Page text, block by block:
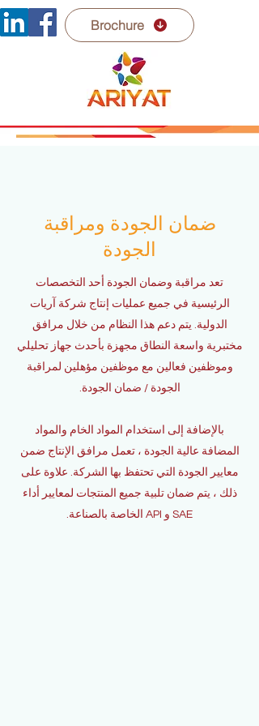
Brochure
ضمان الجودة ومراقبة
الجودة
تعد مراقبة وضمان الجودة أحد التخصصات
الرئيسية في جميع عمليات إنتاج شركة آريات
الدولية. يتم دعم هذا النظام من خلال مرافق
مختبرية واسعة النطاق مجهزة بأحدث جهاز تحليلي
وموظفين فعالين مع موظفين مؤهلين لمراقبة
الجودة / ضمان الجودة.
بالإضافة إلى استخدام المواد الخام والمواد
المضافة عالية الجودة ، تعمل مرافق الإنتاج ضمن
معايير الجودة التي تحتفظ بها الشركة. علاوة على
ذلك ، يتم ضمان تلبية جميع المنتجات لمعايير أداء
SAE و API الخاصة بالصناعة.